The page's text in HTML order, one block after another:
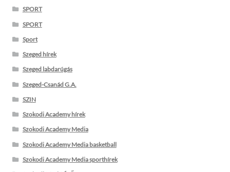
SPORT
SPORT
Sport
Szeged hírek
Szeged labdarúgás
Szeged-Csanád G.A.
SZIN
Szokodi Academy hírek
Szokodi Academy Media
Szokodi Academy Media basketball
Szokodi Academy Media sporthírek